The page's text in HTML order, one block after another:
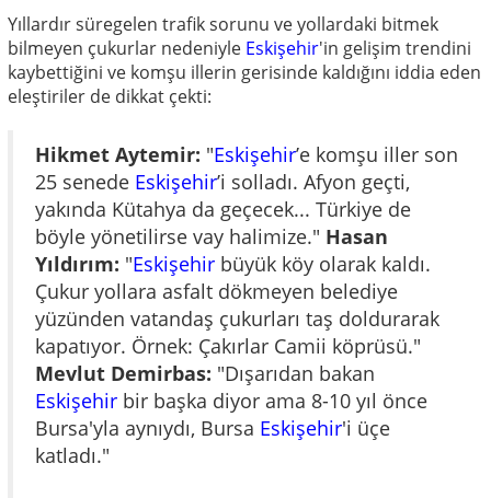
Yıllardır süregelen trafik sorunu ve yollardaki bitmek
bilmeyen çukurlar nedeniyle Eskişehir'in gelişim trendini
kaybettiğini ve komşu illerin gerisinde kaldığını iddia eden
eleştiriler de dikkat çekti:
Hikmet Aytemir: "Eskişehir’e komşu iller son
25 senede Eskişehir’i solladı. Afyon geçti,
yakında Kütahya da geçecek... Türkiye de
böyle yönetilirse vay halimize." Hasan
Yıldırım: "Eskişehir büyük köy olarak kaldı.
Çukur yollara asfalt dökmeyen belediye
yüzünden vatandaş çukurları taş doldurarak
kapatıyor. Örnek: Çakırlar Camii köprüsü."
Mevlut Demirbas: "Dışarıdan bakan
Eskişehir bir başka diyor ama 8-10 yıl önce
Bursa'yla aynıydı, Bursa Eskişehir'i üçe
katladı."